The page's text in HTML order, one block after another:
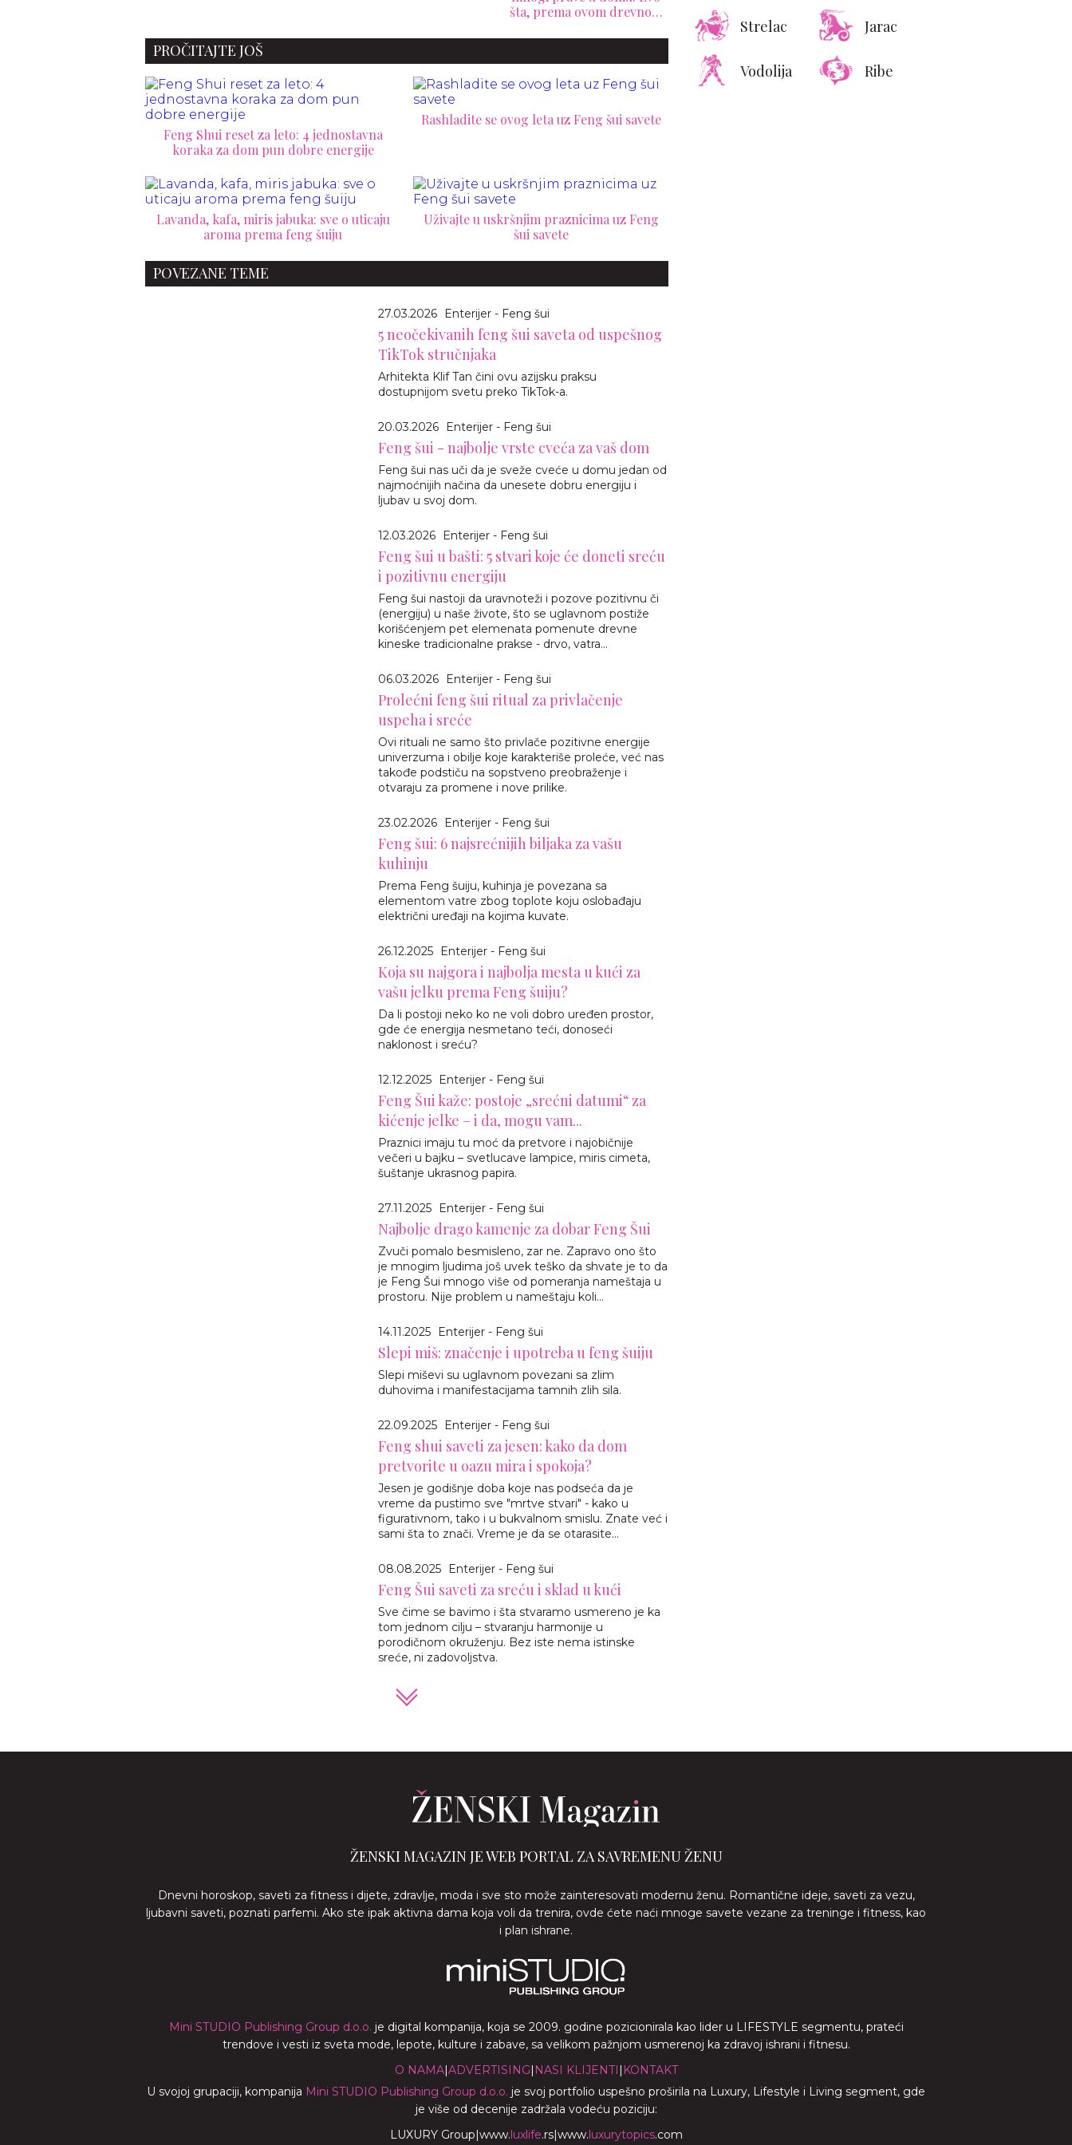
energiju
raspored može narušiti
energijom i stilom
PROČITAJTE JOŠ
Feng Shui reset za leto: 4 jednostavna
koraka za dom pun dobre energije
Rashladite se ovog leta uz Feng šui savete
Lavanda, kafa, miris jabuka: sve o uticaju
aroma prema feng šuiju
Uživajte u uskršnjim praznicima uz Feng
šui savete
POVEZANE TEME
27.03.2026 Enterijer - Feng šui
5 neočekivanih feng šui saveta od uspešnog
TikTok stručnjaka
Arhitekta Klif Tan čini ovu azijsku praksu
dostupnijom svetu preko TikTok-a.
20.03.2026 Enterijer - Feng šui
Feng šui - najbolje vrste cveća za vaš dom
Feng šui nas uči da je sveže cveće u domu jedan od
najmoćnijih načina da unesete dobru energiju i
ljubav u svoj dom.
12.03.2026 Enterijer - Feng šui
Feng šui u bašti: 5 stvari koje će doneti sreću
i pozitivnu energiju
Feng šui nastoji da uravnoteži i pozove pozitivnu či
(energiju) u naše živote, što se uglavnom postiže
korišćenjem pet elemenata pomenute drevne
kineske tradicionalne prakse - drvo, vatra...
06.03.2026 Enterijer - Feng šui
Prolećni feng šui ritual za privlačenje
uspeha i sreće
Ovi rituali ne samo što privlače pozitivne energije
univerzuma i obilje koje karakteriše proleće, već nas
takođe podstiču na sopstveno preobraženje i
otvaraju za promene i nove prilike.
23.02.2026 Enterijer - Feng šui
Feng šui: 6 najsrećnijih biljaka za vašu
kuhinju
Prema Feng šuiju, kuhinja je povezana sa
elementom vatre zbog toplote koju oslobađaju
električni uređaji na kojima kuvate.
26.12.2025 Enterijer - Feng šui
Koja su najgora i najbolja mesta u kući za
vašu jelku prema Feng šuiju?
Da li postoji neko ko ne voli dobro uređen prostor,
gde će energija nesmetano teći, donoseći
naklonost i sreću?
12.12.2025 Enterijer - Feng šui
Feng Šui kaže: postoje „srećni datumi“ za
kićenje jelke – i da, mogu vam...
Praznici imaju tu moć da pretvore i najobičnije
večeri u bajku – svetlucave lampice, miris cimeta,
šuštanje ukrasnog papira.
27.11.2025 Enterijer - Feng šui
Najbolje drago kamenje za dobar Feng Šui
Zvuči pomalo besmisleno, zar ne. Zapravo ono što
je mnogim ljudima još uvek teško da shvate je to da
je Feng Šui mnogo više od pomeranja nameštaja u
prostoru. Nije problem u nameštaju koli...
14.11.2025 Enterijer - Feng šui
Slepi miš: značenje i upotreba u feng šuiju
Slepi miševi su uglavnom povezani sa zlim
duhovima i manifestacijama tamnih zlih sila.
22.09.2025 Enterijer - Feng šui
Feng shui saveti za jesen: kako da dom
pretvorite u oazu mira i spokoja?
Jesen je godišnje doba koje nas podseća da je
vreme da pustimo sve "mrtve stvari" - kako u
figurativnom, tako i u bukvalnom smislu. Znate već i
sami šta to znači. Vreme je da se otarasite...
08.08.2025 Enterijer - Feng šui
Feng Šui saveti za sreću i sklad u kući
Sve čime se bavimo i šta stvaramo usmereno je ka
tom jednom cilju – stvaranju harmonije u
porodičnom okruženju. Bez iste nema istinske
sreće, ni zadovoljstva.
Strelac Jarac
Vodolija Ribe
ŽENSKI MAGAZIN JE WEB PORTAL ZA SAVREMENU ŽENU
Dnevni horoskop, saveti za fitness i dijete, zdravlje, moda i sve sto može zainteresovati modernu ženu. Romantične ideje, saveti za vezu,
ljubavni saveti, poznati parfemi. Ako ste ipak aktivna dama koja voli da trenira, ovde ćete naći mnoge savete vezane za treninge i fitness, kao
i plan ishrane.
Mini STUDIO Publishing Group d.o.o. je digital kompanija, koja se 2009. godine pozicionirala kao lider u LIFESTYLE segmentu, prateći
trendove i vesti iz sveta mode, lepote, kulture i zabave, sa velikom pažnjom usmerenoj ka zdravoj ishrani i fitnesu.
O NAMA| ADVERTISING NASI KLIJENTI
KONTAKT
U svojoj grupaciji, kompanija Mini STUDIO Publishing Group d.o.o. je svoj portfolio uspešno proširila na Luxury, Lifestyle i Living segment, gde
je više od decenije zadržala vodeću poziciju:
LUXURY Group www. luxlife.rs| www. luxurytopics.com